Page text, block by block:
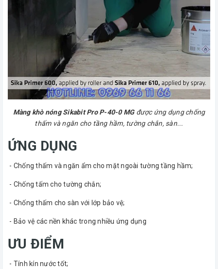
Màng khò nóng Sikabit Pro P-40-0 MGđược ứng dụng chống
thấm và ngăn cho tầng hầm, tường chắn, sàn...
ỨNG DỤNG
- Chống thấm và ngăn ẩm cho mặt ngoài tường tầng hầm;
- Chống tấm cho tường chắn;
- Chống thấm cho sàn với lớp bảo vệ;
- Bảo vệ các nền khác trong nhiều ứng dụng
ƯU ĐIỂM
- Tính kín nước tốt;